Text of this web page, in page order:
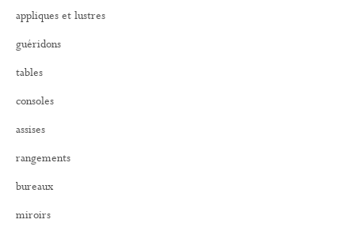
:
appliques et lustres
guéridons
tables
consoles
assises
rangements
bureaux
miroirs